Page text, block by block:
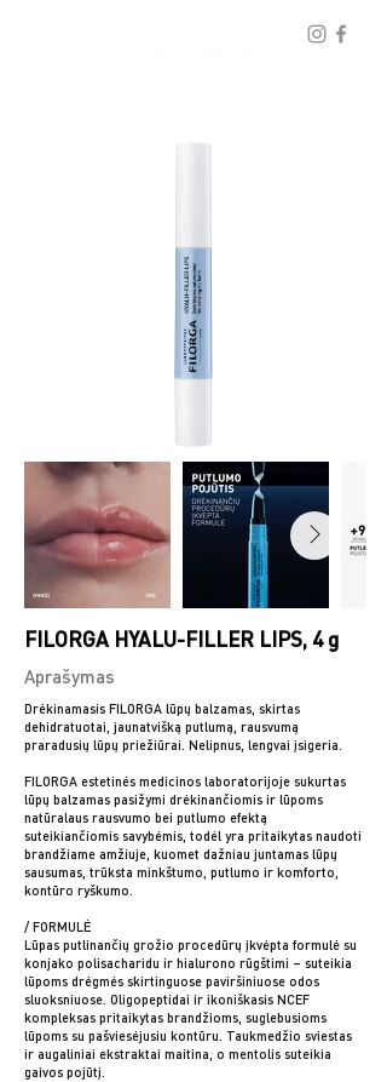
FILORGA HYALU-FILLER LIPS, 4 g
Aprašymas
Drėkinamasis FILORGA lūpų balzamas, skirtas
dehidratuotai, jaunatvišką putlumą, rausvumą
praradusių lūpų priežiūrai. Nelipnus, lengvai įsigeria.
FILORGA estetinės medicinos laboratorijoje sukurtas
lūpų balzamas pasižymi drėkinančiomis ir lūpoms
natūralaus rausvumo bei putlumo efektą
suteikiančiomis savybėmis, todėl yra pritaikytas naudoti
brandžiame amžiuje, kuomet dažniau juntamas lūpų
sausumas, trūksta minkštumo, putlumo ir komforto,
kontūro ryškumo.
/ FORMULĖ
Lūpas putlinančių grožio procedūrų įkvėpta formulė su
konjako polisacharidu ir hialurono rūgštimi – suteikia
lūpoms drėgmės skirtinguose paviršiniuose odos
sluoksniuose. Oligopeptidai ir ikoniškasis NCEF
kompleksas pritaikytas brandžioms, suglebusioms
lūpoms su pašviesėjusiu kontūru. Taukmedžio sviestas
ir augaliniai ekstraktai maitina, o mentolis suteikia
gaivos pojūtį.